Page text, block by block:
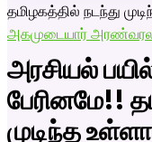
தமிழகத்தில் நடந்து
அகமுடையார் அரண்
அரசியல்
பேரினமே!!
முடிந்த